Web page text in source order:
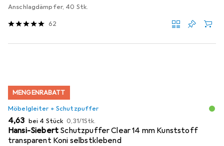
Anschlagdämpfer, 40 Stk.
62
MENGENRABATT
Möbelgleiter + Schutzpuffer
EUR
4,63 bei 4 Stück EUR
0,31/1Stk.
Hansi-Siebert Schutzpuffer Clear 14 mm Kunststoff
transparent Koni selbstklebend